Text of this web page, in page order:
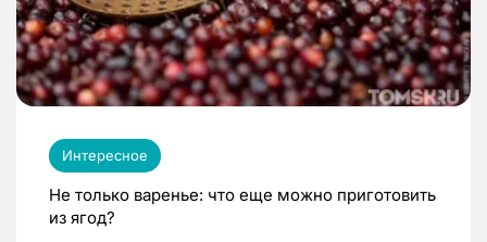
Интересное
Не только варенье: что еще можно приготовить
из ягод?